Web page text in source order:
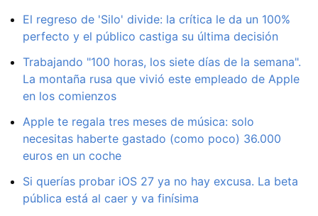
El regreso de 'Silo' divide: la crítica le da un 100%
perfecto y el público castiga su última decisión
Trabajando "100 horas, los siete días de la semana".
La montaña rusa que vivió este empleado de Apple
en los comienzos
Apple te regala tres meses de música: solo
necesitas haberte gastado (como poco) 36.000
euros en un coche
Si querías probar iOS 27 ya no hay excusa. La beta
pública está al caer y va finísima